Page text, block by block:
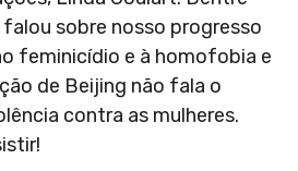
sobre nosso progresso
feminicídio e à homofobia e
de Beijing não fala o
contra as mulheres.